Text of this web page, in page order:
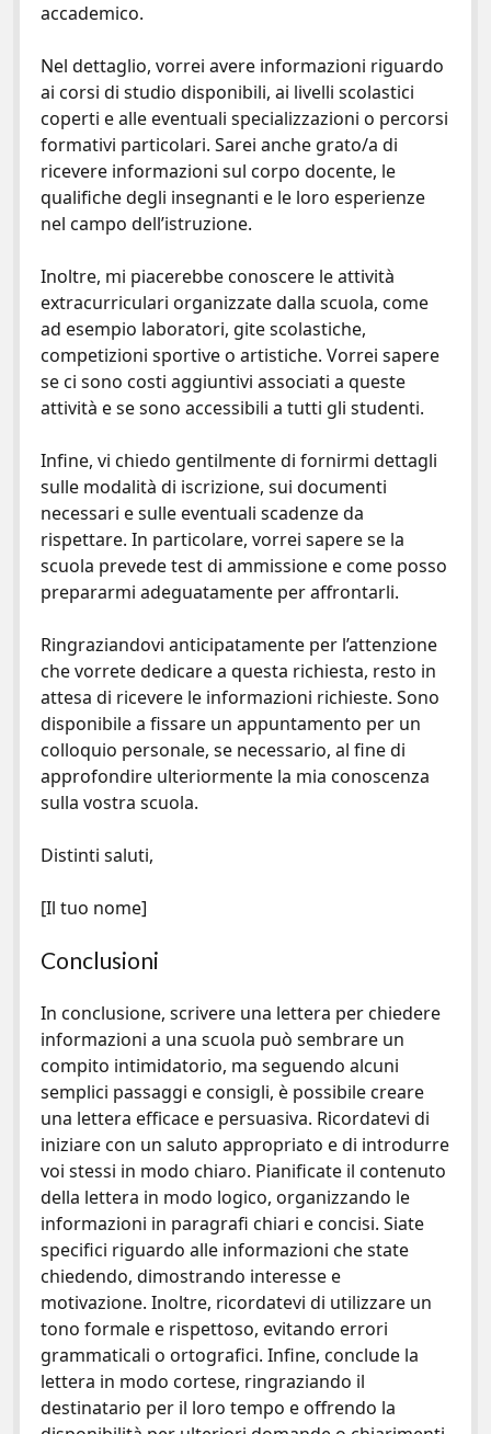
accademico.
Nel dettaglio, vorrei avere informazioni riguardo
ai corsi di studio disponibili, ai livelli scolastici
coperti e alle eventuali specializzazioni o percorsi
formativi particolari. Sarei anche grato/a di
ricevere informazioni sul corpo docente, le
qualifiche degli insegnanti e le loro esperienze
nel campo dell’istruzione.
Inoltre, mi piacerebbe conoscere le attività
extracurriculari organizzate dalla scuola, come
ad esempio laboratori, gite scolastiche,
competizioni sportive o artistiche. Vorrei sapere
se ci sono costi aggiuntivi associati a queste
attività e se sono accessibili a tutti gli studenti.
Infine, vi chiedo gentilmente di fornirmi dettagli
sulle modalità di iscrizione, sui documenti
necessari e sulle eventuali scadenze da
rispettare. In particolare, vorrei sapere se la
scuola prevede test di ammissione e come posso
prepararmi adeguatamente per affrontarli.
Ringraziandovi anticipatamente per l’attenzione
che vorrete dedicare a questa richiesta, resto in
attesa di ricevere le informazioni richieste. Sono
disponibile a fissare un appuntamento per un
colloquio personale, se necessario, al fine di
approfondire ulteriormente la mia conoscenza
sulla vostra scuola.
Distinti saluti,
[Il tuo nome]
Conclusioni
In conclusione, scrivere una lettera per chiedere
informazioni a una scuola può sembrare un
compito intimidatorio, ma seguendo alcuni
semplici passaggi e consigli, è possibile creare
una lettera efficace e persuasiva. Ricordatevi di
iniziare con un saluto appropriato e di introdurre
voi stessi in modo chiaro. Pianificate il contenuto
della lettera in modo logico, organizzando le
informazioni in paragrafi chiari e concisi. Siate
specifici riguardo alle informazioni che state
chiedendo, dimostrando interesse e
motivazione. Inoltre, ricordatevi di utilizzare un
tono formale e rispettoso, evitando errori
grammaticali o ortografici. Infine, conclude la
lettera in modo cortese, ringraziando il
destinatario per il loro tempo e offrendo la